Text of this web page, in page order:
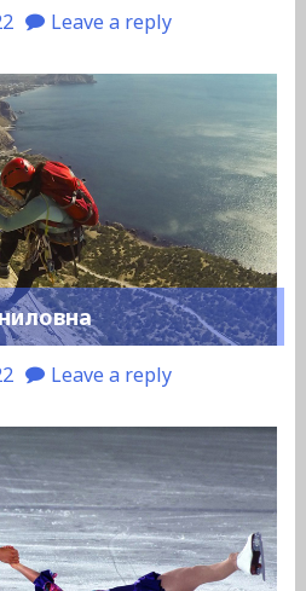
Leave a reply
Leave a reply